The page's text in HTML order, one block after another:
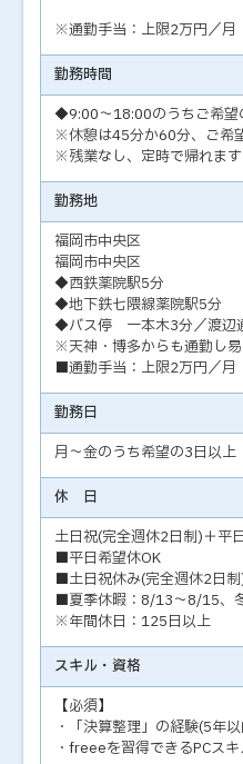
※通勤手当：上限2万円／月
勤務時間
◆9:00～18:00のうちご希望
※休憩は45分か60分、ご希
※残業なし、定時で帰れます
勤務地
福岡市中央区
福岡市中央区
◆西鉄薬院駅5分
◆地下鉄七隈線薬院駅5分
◆バス停 一本木3分／渡辺
※天神・博多からも通勤し
■通勤手当：上限2万円／月
勤務日
月～金のうち希望の3日
休 日
土日祝(完全週休2日制)＋
■平日希望休OK
■土日祝休み(完全週休2日
■夏季休暇：8/13～8/15、
※年間休日：125日以上
スキル・資格
【必須】
・「決算整理」の経験(5年
・freeeを習得できるPCスキ